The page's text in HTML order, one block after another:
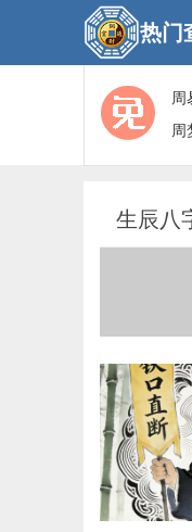
热门
周
周
大
生辰八